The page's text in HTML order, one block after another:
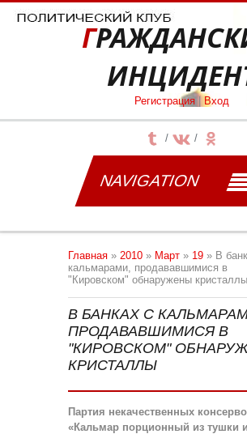
ГРАЖДАНСКИЙ
Регистрация Вход
NAVIGATION
Главная » 2010 » Март » 19 » В
кальмарами, продававшимися в
"Кировском" обнаружены кристаллы
В БАНКАХ С
ПРОДАВАВШИМИСЯ В
"КИРОВСКОМ"
КРИСТАЛЛЫ
Партия некачественных
«Кальмар порционный из тушки